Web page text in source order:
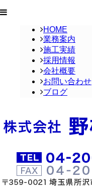
HOME
業務案内
施工実績
採用情報
会社概要
お問い合わせ
ブログ